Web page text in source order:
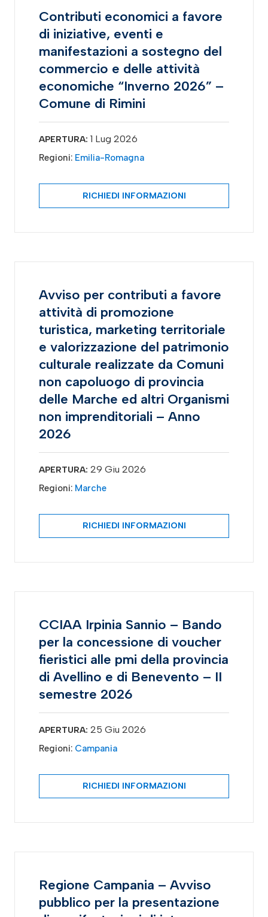
Contributi economici a favore
di iniziative, eventi e
manifestazioni a sostegno del
commercio e delle attività
economiche “Inverno 2026” –
Comune di Rimini
APERTURA: 1 Lug 2026
Regioni: Emilia-Romagna
RICHIEDI INFORMAZIONI
Avviso per contributi a favore
attività di promozione
turistica, marketing territoriale
e valorizzazione del patrimonio
culturale realizzate da Comuni
non capoluogo di provincia
delle Marche ed altri Organismi
non imprenditoriali – Anno
2026
APERTURA: 29 Giu 2026
Regioni: Marche
RICHIEDI INFORMAZIONI
CCIAA Irpinia Sannio – Bando
per la concessione di voucher
fieristici alle pmi della provincia
di Avellino e di Benevento – II
semestre 2026
APERTURA: 25 Giu 2026
Regioni: Campania
RICHIEDI INFORMAZIONI
Regione Campania – Avviso
pubblico per la presentazione